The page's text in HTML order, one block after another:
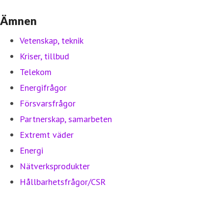
Ämnen
Vetenskap, teknik
Kriser, tillbud
Telekom
Energifrågor
Försvarsfrågor
Partnerskap, samarbeten
Extremt väder
Energi
Nätverksprodukter
Hållbarhetsfrågor/CSR